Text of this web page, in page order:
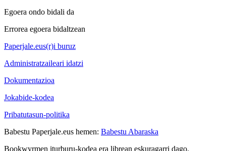
Egoera ondo bidali da
Errorea egoera bidaltzean
Paperjale.eus(r)i buruz
Administratzaileari idatzi
Dokumentazioa
Jokabide-kodea
Pribatutasun-politika
Babestu Paperjale.eus hemen: Babestu Abaraska
Bookwyrmen iturburu-kodea era librean eskuragarri dago.